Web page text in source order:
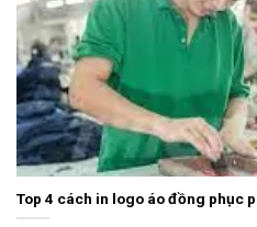
Top 4 cách in logo áo đồng phục